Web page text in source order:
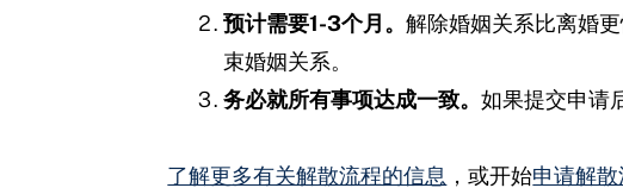
预计需要1-3个月。解除婚姻关系比离婚
束婚姻关系。
务必就所有事项达成一致。如果提交申请
了解更多有关解散流程的信息 ，或开始申请解散